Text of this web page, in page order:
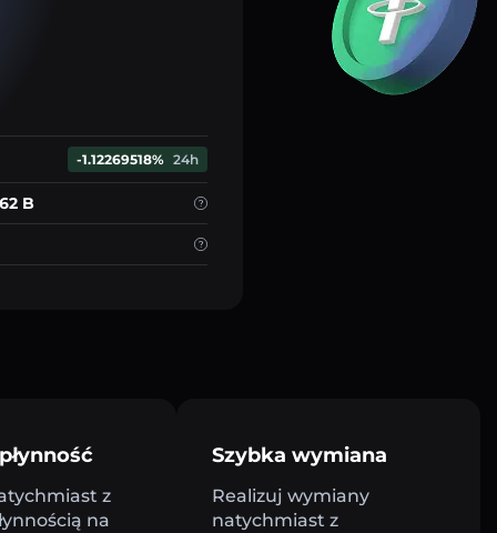
-1.12269518% 24h
B
z
na
Szybka wymiana
Realizuj wymiany
natychmiast z